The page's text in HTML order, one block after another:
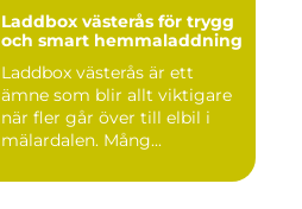
Laddbox västerås för trygg
och smart hemmaladdning
Laddbox västerås är ett
ämne som blir allt viktigare
när fler går över till elbil i
mälardalen. Mång...